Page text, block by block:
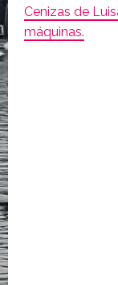
Cenizas de
máquinas.